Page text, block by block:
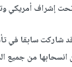
إشراف أمريكي
شاركت سابقا في
انسحابها من جميع